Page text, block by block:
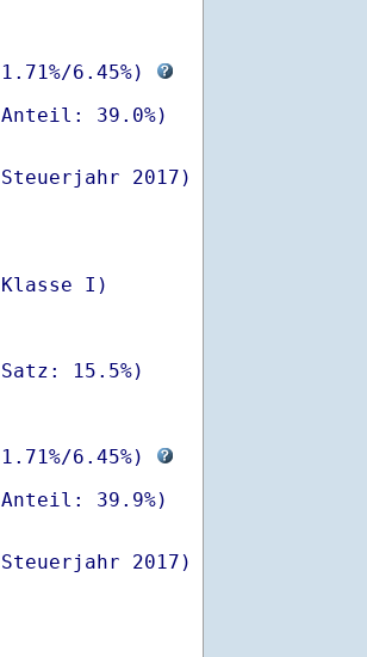
1.71%/6.45%)
2017)
I)
15.5%)
1.71%/6.45%)
2017)